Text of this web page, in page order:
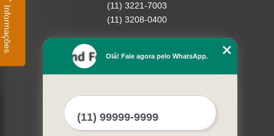
(11) 3221-7003
(11) 3208-0400
Empresa
Contato
Mapa do site
Olá! Fale agora pelo WhatsApp.
Informações